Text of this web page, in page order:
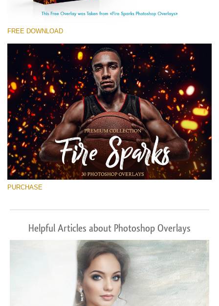
FREE DOWNLOAD
PURCHASE
Helpful Articles about Photoshop Overlays